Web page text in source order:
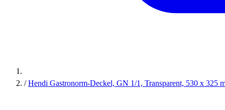
/ Hendi Gastronorm-Deckel, GN 1/1, Transparent, 530 x 325